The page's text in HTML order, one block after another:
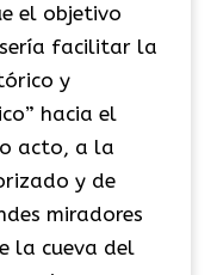
el objetivo
facilitar la
y
hacia el
acto, a la
y de
miradores
la cueva del